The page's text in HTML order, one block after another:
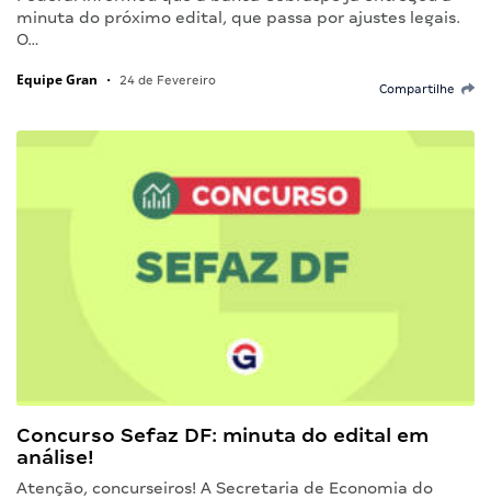
minuta do próximo edital, que passa por ajustes legais.
O…
Equipe Gran • 24 de Fevereiro
Compartilhe
Concurso Sefaz DF: minuta do edital em
análise!
Atenção, concurseiros! A Secretaria de Economia do